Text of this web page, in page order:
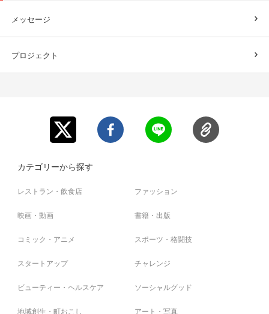
メッセージ
プロジェクト
カテゴリーから探す
レストラン・飲食店 ファッション
映画・動画 書籍・出版
コミック・アニメ スポーツ・格闘技
スタートアップ チャレンジ
ビューティー・ヘルスケア ソーシャルグッド
地域創生・町おこし アート・写真